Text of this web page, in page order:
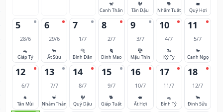
🐒
Canh Thân
🐓
Tân Dậu
🐕
Nhâm Tuất
🐖
Quý Hợi
5
28/6
🐀
Giáp Tý
6
29/6
🐂
Ất Sửu
7
1/7
🐅
Bính Dần
8
2/7
🐈
Đinh Mão
9
3/7
🐉
Mậu Thìn
10
4/7
🐍
Kỷ Tỵ
11
5/7
🐎
Canh Ngọ
12
6/7
🐐
Tân Mùi
13
7/7
🐒
Nhâm Thân
14
8/7
🐓
Quý Dậu
15
9/7
🐕
Giáp Tuất
16
10/7
🐖
Ất Hợi
17
11/7
🐀
Bính Tý
18
12/7
🐂
Đinh Sửu